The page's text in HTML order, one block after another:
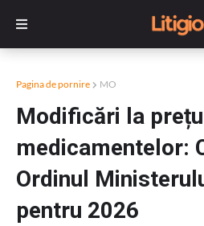
Pagina de pornire MO
Modificări la
medicamentelor:
Ordinul
pentru 2026